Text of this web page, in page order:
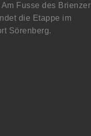
Fusse des Brienzer
die Etappe im
Sörenberg.